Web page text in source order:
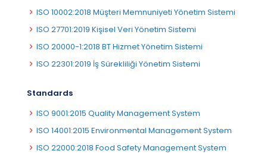
ISO 10002:2018 Müşteri Memnuniyeti Yönetim Sistemi
ISO 27701:2019 Kişisel Veri Yönetim Sistemi
ISO 20000-1:2018 BT Hizmet Yönetim Sistemi
ISO 22301:2019 İş Sürekliliği Yönetim Sistemi
Standards
ISO 9001:2015 Quality Management System
ISO 14001:2015 Environmental Management System
ISO 22000:2018 Food Safety Management System